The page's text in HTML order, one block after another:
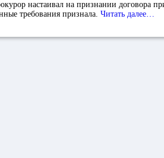
настаивал на признании договора
требования признала. Читать далее…